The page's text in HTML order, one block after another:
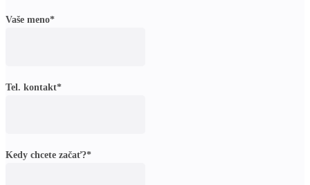
Vaše meno*
Tel. kontakt*
Kedy chcete začať?*